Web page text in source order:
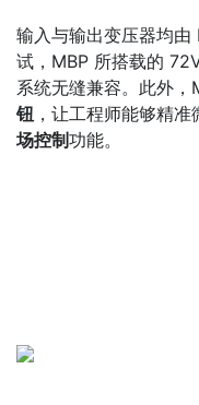
输入与输出变压器均
试，MBP 所搭载的
系统无缝兼容。此外，
钮 ，让工程师能够精
场控制功能。